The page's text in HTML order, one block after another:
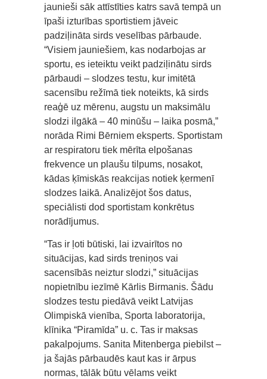
jaunieši sāk attīstīties katrs savā tempā un
īpaši izturības sportistiem jāveic
padziļināta sirds veselības pārbaude.
“Visiem jauniešiem, kas nodarbojas ar
sportu, es ieteiktu veikt padziļinātu sirds
pārbaudi – slodzes testu, kur imitētā
sacensību režīmā tiek noteikts, kā sirds
reaģē uz mērenu, augstu un maksimālu
slodzi ilgākā – 40 minūšu – laika posmā,”
norāda Rimi Bērniem eksperts. Sportistam
ar respiratoru tiek mērīta elpošanas
frekvence un plaušu tilpums, nosakot,
kādas ķīmiskās reakcijas notiek ķermenī
slodzes laikā. Analizējot šos datus,
speciālisti dod sportistam konkrētus
norādījumus.
“Tas ir ļoti būtiski, lai izvairītos no
situācijas, kad sirds treniņos vai
sacensībās neiztur slodzi,” situācijas
nopietnību iezīmē Kārlis Birmanis. Šādu
slodzes testu piedāvā veikt Latvijas
Olimpiskā vienība, Sporta laboratorija,
klīnika “Piramīda” u. c. Tas ir maksas
pakalpojums. Sanita Mitenberga piebilst –
ja šajās pārbaudēs kaut kas ir ārpus
normas, tālāk būtu vēlams veikt